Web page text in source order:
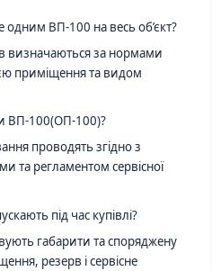
ВП-100 на весь об’єкт?
визначаються за нормами
приміщення та видом
ВП-100(ОП-100)?
проводять згідно з
та регламентом сервісної
під час купівлі?
габарити та споряджену
резерв і сервісне